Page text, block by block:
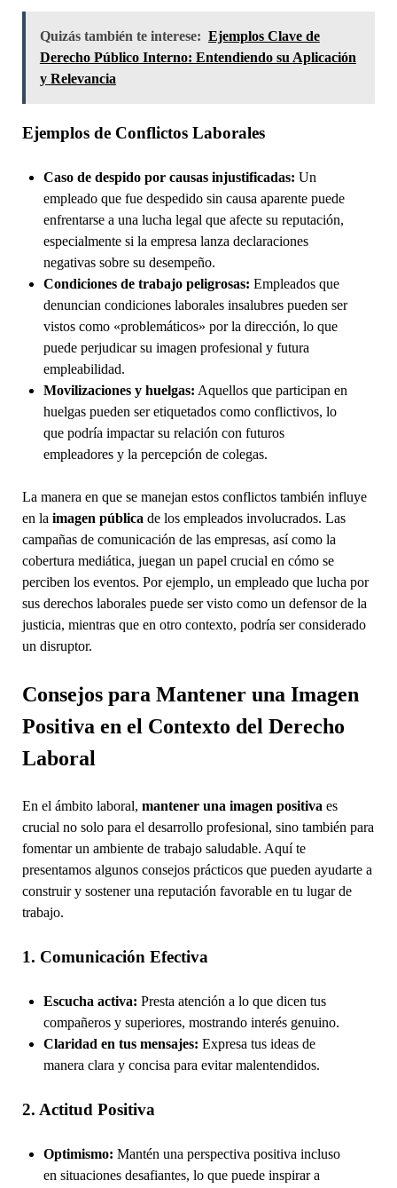
Quizás también te interese: Ejemplos Clave de
Derecho Público Interno: Entendiendo su Aplicación
y Relevancia
Ejemplos de Conflictos Laborales
Caso de despido por causas injustificadas: Un
empleado que fue despedido sin causa aparente puede
enfrentarse a una lucha legal que afecte su reputación,
especialmente si la empresa lanza declaraciones
negativas sobre su desempeño.
Condiciones de trabajo peligrosas: Empleados que
denuncian condiciones laborales insalubres pueden ser
vistos como «problemáticos» por la dirección, lo que
puede perjudicar su imagen profesional y futura
empleabilidad.
Movilizaciones y huelgas: Aquellos que participan en
huelgas pueden ser etiquetados como conflictivos, lo
que podría impactar su relación con futuros
empleadores y la percepción de colegas.
La manera en que se manejan estos conflictos también influye
en la imagen pública de los empleados involucrados. Las
campañas de comunicación de las empresas, así como la
cobertura mediática, juegan un papel crucial en cómo se
perciben los eventos. Por ejemplo, un empleado que lucha por
sus derechos laborales puede ser visto como un defensor de la
justicia, mientras que en otro contexto, podría ser considerado
un disruptor.
Consejos para Mantener una Imagen
Positiva en el Contexto del Derecho
Laboral
En el ámbito laboral, mantener una imagen positiva es
crucial no solo para el desarrollo profesional, sino también para
fomentar un ambiente de trabajo saludable. Aquí te
presentamos algunos consejos prácticos que pueden ayudarte a
construir y sostener una reputación favorable en tu lugar de
trabajo.
1. Comunicación Efectiva
Escucha activa: Presta atención a lo que dicen tus
compañeros y superiores, mostrando interés genuino.
Claridad en tus mensajes: Expresa tus ideas de
manera clara y concisa para evitar malentendidos.
2. Actitud Positiva
Optimismo: Mantén una perspectiva positiva incluso
en situaciones desafiantes, lo que puede inspirar a